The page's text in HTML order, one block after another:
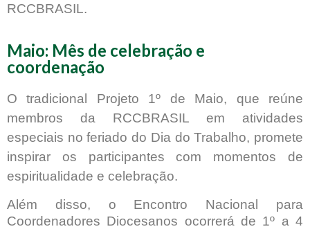
RCCBRASIL.
Maio: Mês de celebração e
coordenação
O tradicional Projeto 1º de Maio, que reúne
membros da RCCBRASIL em atividades
especiais no feriado do Dia do Trabalho, promete
inspirar os participantes com momentos de
espiritualidade e celebração.
Além disso, o Encontro Nacional para
Coordenadores Diocesanos ocorrerá de 1º a 4